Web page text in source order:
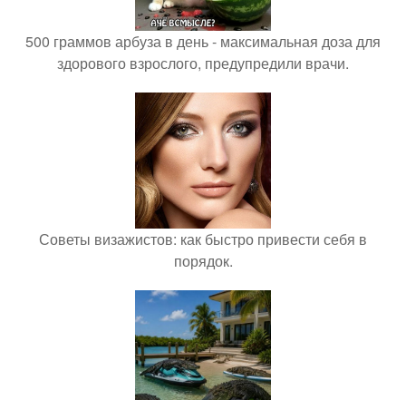
500 граммов арбуза в день - максимальная доза для
здорового взрослого, предупредили врачи.
Советы визажистов: как быстро привести себя в
порядок.